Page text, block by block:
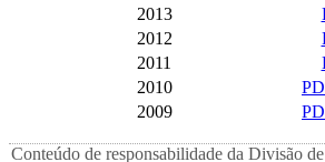
2013
2012
2011
2010
2009
Conteúdo de responsabilidade da Divisão